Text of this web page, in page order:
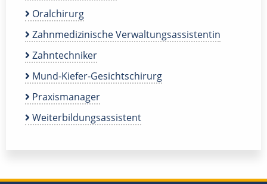
Oralchirurg
Zahnmedizinische Verwaltungsassistentin
Zahntechniker
Mund-Kiefer-Gesichtschirurg
Praxismanager
Weiterbildungsassistent